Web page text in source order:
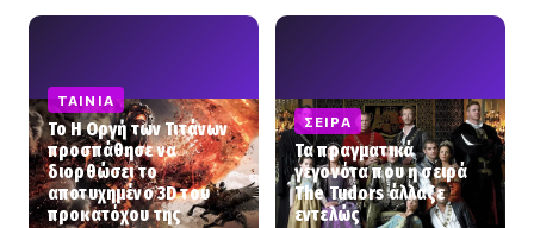
ΤΑΙΝΊΑ
To Η Οργή των Τιτάνων
προσπάθησε να
διορθώσει το
αποτυχημένο 3D του
προκατόχου της
ΣΕΙΡΆ
Τα πραγματικά
γεγονότα που η σειρά
The Tudors άλλαξε
εντελώς